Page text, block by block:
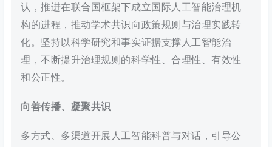
认，推进在联合国框架下成立国际人工智能治理机
构的进程，推动学术共识向政策规则与治理实践转
化。坚持以科学研究和事实证据支撑人工智能治
理，不断提升治理规则的科学性、合理性、有效性
和公正性。
向善传播、凝聚共识
多方式、多渠道开展人工智能科普与对话，引导公